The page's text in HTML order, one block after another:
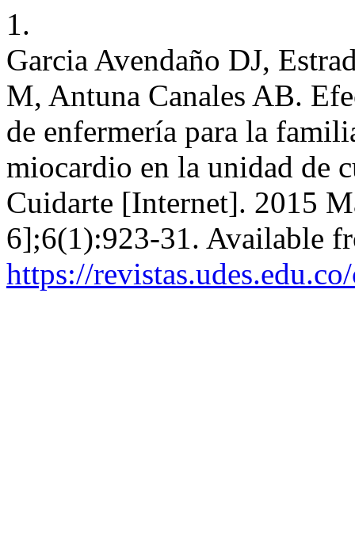
1.
Garcia Avendaño DJ,
M, Antuna Canales AB.
de enfermería para la
miocardio en la unidad de
Cuidarte [Internet]. 2015
6];6(1):923-31. Available
https://